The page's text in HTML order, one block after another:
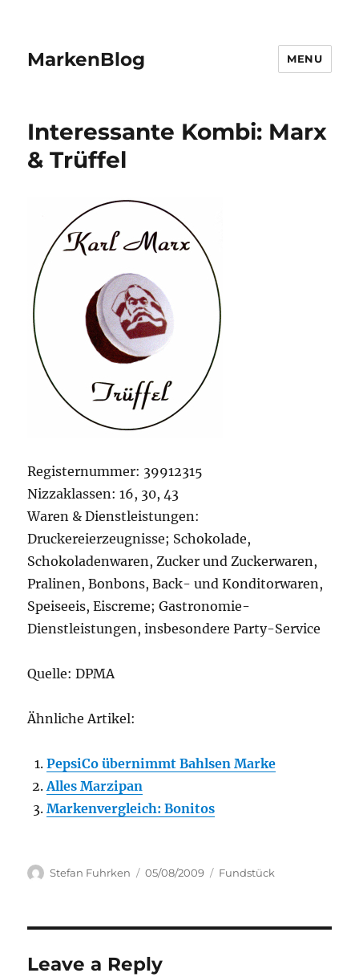
MarkenBlog MENU
Interessante Kombi: Marx
& Trüffel
Registernummer: 39912315
Nizzaklassen: 16, 30, 43
Waren & Dienstleistungen:
Druckereierzeugnisse; Schokolade,
Schokoladenwaren, Zucker und Zuckerwaren,
Pralinen, Bonbons, Back- und Konditorwaren,
Speiseeis, Eiscreme; Gastronomie-
Dienstleistungen, insbesondere Party-Service
Quelle: DPMA
Ähnliche Artikel:
PepsiCo übernimmt Bahlsen Marke
Alles Marzipan
Markenvergleich: Bonitos
Author
Stefan Fuhrken
Posted
05/08/2009 Categories
Fundstück
Leave a Reply